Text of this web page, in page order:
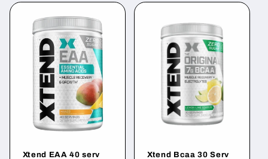
Xtend EAA 40 serv Xtend Bcaa 30 Serv